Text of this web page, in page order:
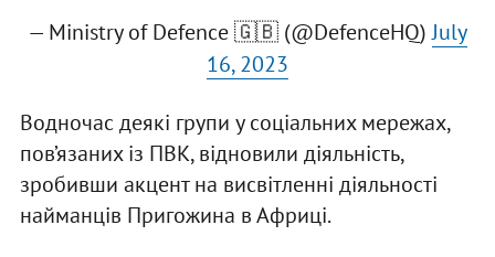
— Ministry of Defence 🇬🇧 (@DefenceHQ)July
16, 2023
Водночас деякі групи у соціальних мережах,
пов’язаних із ПВК, відновили діяльність,
зробивши акцент на висвітленні діяльності
найманців Пригожина в Африці.